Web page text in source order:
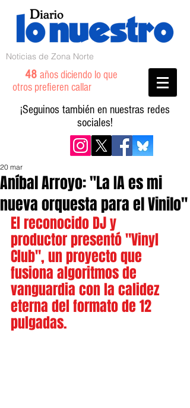
Noticias de Zona Norte
48 años diciendo lo que
otros prefieren callar
¡Seguinos también en nuestras redes
sociales!
Aníbal Arroyo: "La IA es mi
nueva orquesta para el Vinilo"
20 mar
El reconocido DJ y
productor presentó "Vinyl
Club", un proyecto que
fusiona algoritmos de
vanguardia con la calidez
eterna del formato de 12
pulgadas.